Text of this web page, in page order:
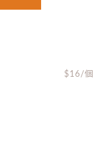
$16/個